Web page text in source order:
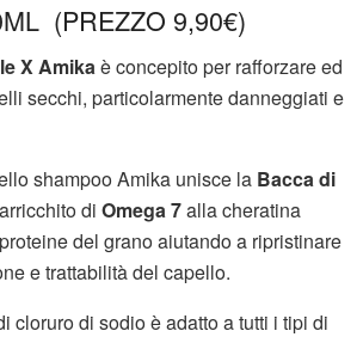
(PREZZO 9,90€)
X Amikaè concepito per rafforzare ed
secchi, particolarmente danneggiati e
shampoo Amika unisce la Bacca di
arricchito di Omega 7alla cheratina
del grano aiutando a ripristinare
e trattabilità del capello.
cloruro di sodio è adatto a tutti i tipi di